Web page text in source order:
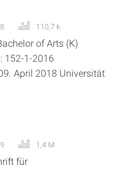
110,7 k
of Arts (K)
152-1-2016
April 2018 Universität
1,4 M
für